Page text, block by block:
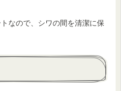
なので、シワの間を清潔に保